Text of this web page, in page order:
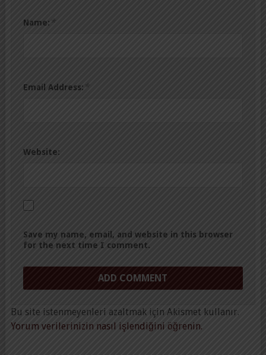
Name: *
Email Address: *
Website:
Save my name, email, and website in this browser
for the next time I comment.
Bu site istenmeyenleri azaltmak için Akismet kullanır.
Yorum verilerinizin nasıl işlendiğini öğrenin.